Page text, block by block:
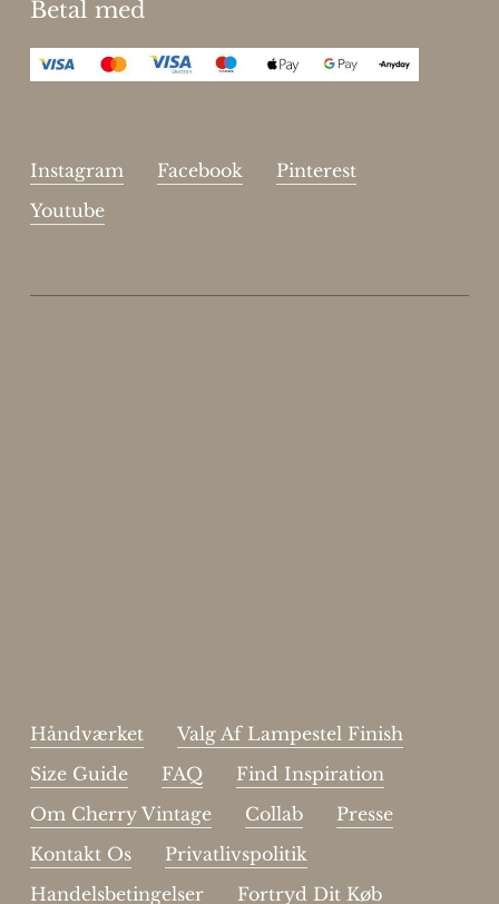
Betal med
Instagram Facebook
Pinterest
Youtube
Håndværket
Valg Af Lampestel Finish
Size Guide
FAQ
Find Inspiration
Om Cherry Vintage
Collab
Presse
Kontakt Os
Privatlivspolitik
Handelsbetingelser
Fortryd Dit Køb